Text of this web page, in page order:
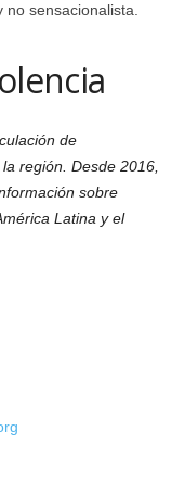
sensacionalista.
de
región. Desde 2016,
sobre
Latina y el